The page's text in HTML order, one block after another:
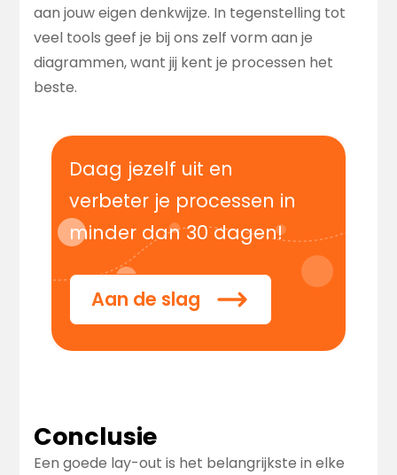
aan jouw eigen denkwijze. In tegenstelling tot
veel tools geef je bij ons zelf vorm aan je
diagrammen, want jij kent je processen het
beste.
Daag jezelf uit en
verbeter je processen in
minder dan 30 dagen!
Aan de slag
Conclusie
Een goede lay-out is het belangrijkste in elke